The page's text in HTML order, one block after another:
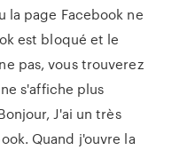
la page Facebook ne
est bloqué et le
pas, vous trouverez
s'affiche plus
J'ai un très
Quand j'ouvre la